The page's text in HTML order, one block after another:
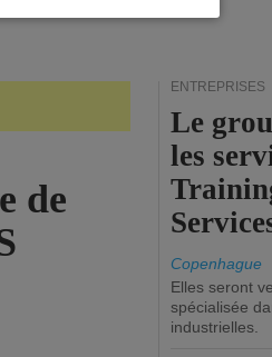
de
ENTREPRISES
Le
les
Copenhague
Elles seront
spécialisée
industrielles.